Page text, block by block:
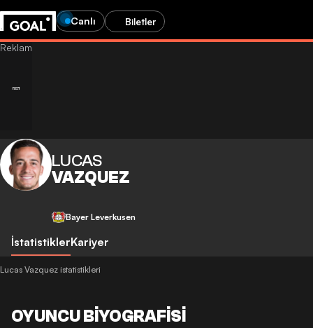
Canlı Biletler
LUCAS
VAZQUEZ
Bayer Leverkusen
İstatistiklerKariyer
Lucas Vazquez istatistikleri
OYUNCU BIYOGRAFISI